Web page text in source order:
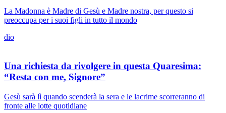
La Madonna è Madre di Gesù e Madre nostra, per questo si
preoccupa per i suoi figli in tutto il mondo
dio
Una richiesta da rivolgere in questa Quaresima:
“Resta con me, Signore”
Gesù sarà lì quando scenderà la sera e le lacrime scorreranno di
fronte alle lotte quotidiane